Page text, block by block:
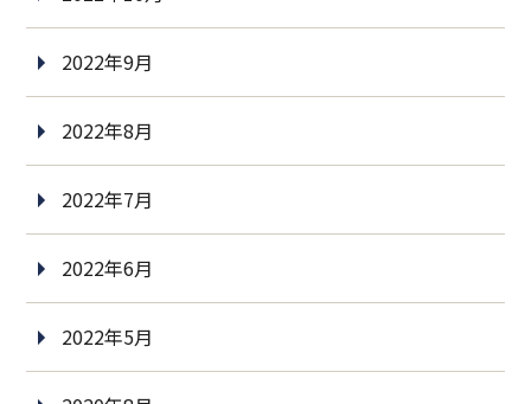
2022年9月
2022年8月
2022年7月
2022年6月
2022年5月